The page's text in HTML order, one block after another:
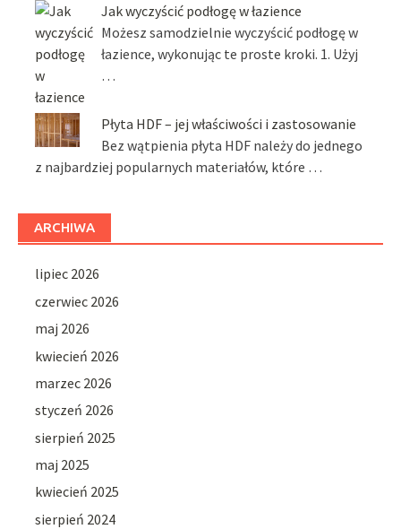
Jak wyczyścić podłogę w łazience
Możesz samodzielnie wyczyścić podłogę w
łazience, wykonując te proste kroki. 1. Użyj
…
Płyta HDF – jej właściwości i zastosowanie
Bez wątpienia płyta HDF należy do jednego
z najbardziej popularnych materiałów, które …
ARCHIWA
lipiec 2026
czerwiec 2026
maj 2026
kwiecień 2026
marzec 2026
styczeń 2026
sierpień 2025
maj 2025
kwiecień 2025
sierpień 2024